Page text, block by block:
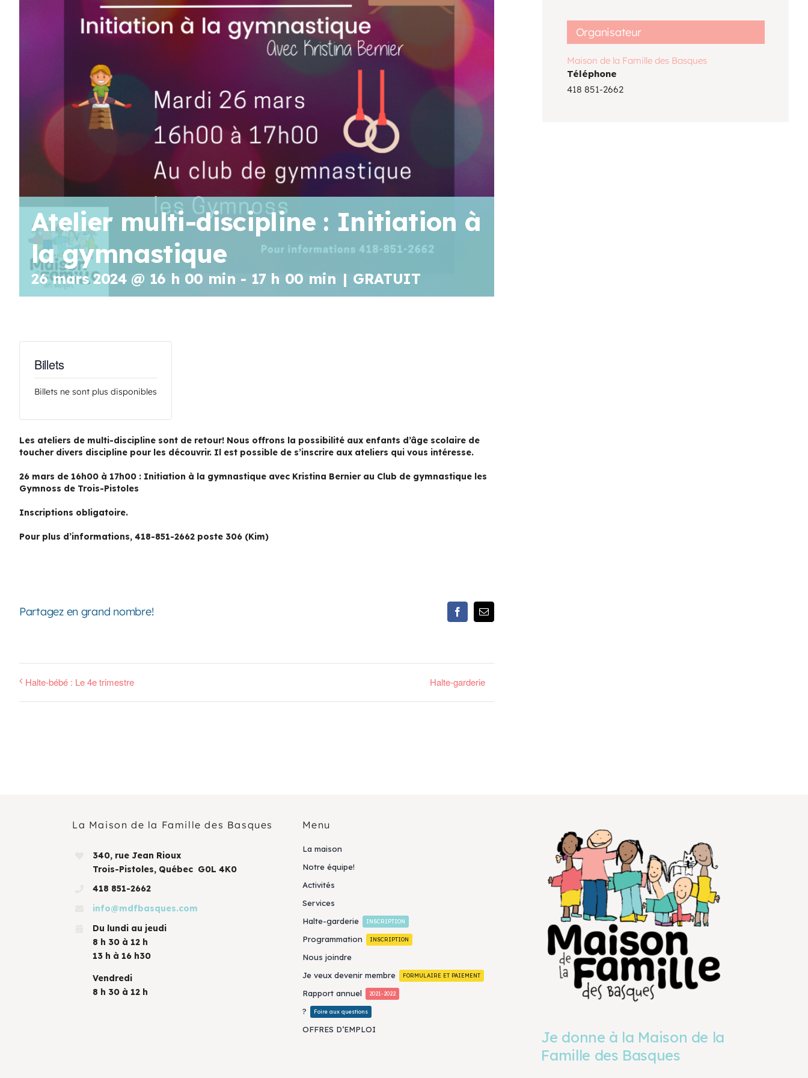
AOÛT
19
13 H 30 Min
20
10 H 00 Min-11 H 30 Min
Marche en famille
Voir Le Calendrier
Atelier multi-discipline : Initiation à
la gymnastique
26 mars 2024 @ 16 h 00 min - 17 h 00 min | GRATUIT
Billets
Billets ne sont plus disponibles
Les ateliers de multi-discipline sont de retour! Nous offrons la possibilité aux enfants d’âge scolaire de
toucher divers discipline pour les découvrir. Il est possible de s’inscrire aux ateliers qui vous intéresse.
26 mars de 16h00 à 17h00 : Initiation à la gymnastique avec Kristina Bernier au Club de gymnastique les
Gymnoss de Trois-Pistoles
Inscriptions obligatoire.
Pour plus d’informations, 418-851-2662 poste 306 (Kim)
Partagez en grand nombre! FacebookEmail
Halte-bébé : Le 4e trimestre Halte-garderie
Organisateur
Maison de la Famille des Basques
Téléphone
418 851-2662
La Maison de la Famille des Basques
340, rue Jean Rioux
Trois-Pistoles, Québec G0L 4K0
418 851-2662
info@mdfbasques.com
Du lundi au jeudi
8 h 30 à 12 h
13 h à 16 h30
Vendredi
8 h 30 à 12 h
Menu
La maison
Notre équipe!
Activités
Services
Halte-garderie
INSCRIPTION
Programmation INSCRIPTION
Nous joindre
Je veux devenir membre
FORMULAIRE ET PAIEMENT
Rapport annuel 2021-2022
? Foire aux questions
OFFRES D’EMPLOI
Je donne à la Maison de la
Famille des Basques